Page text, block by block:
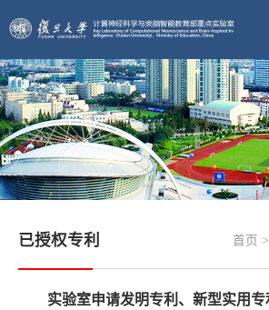
已授权专利 首页 >
实验室申请发明专利、新型实用专